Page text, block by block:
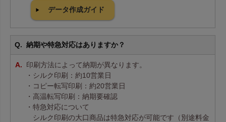
データ作成ガイド
納期や特急対応はありますか？
印刷方法によって納期が異なります。
・シルク印刷：約10営業日
・コピー転写印刷：約20営業日
・高温転写印刷：納期要確認
・特急対応について
シルク印刷の大口商品は特急対応が可能です（別途料金